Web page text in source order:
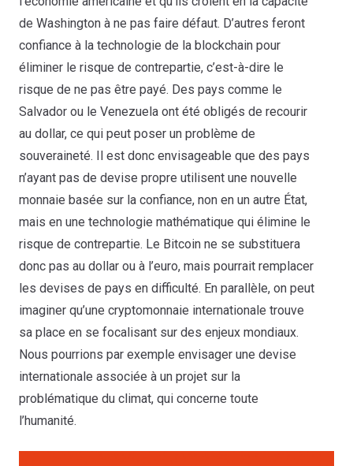
de Washington à ne pas faire défaut. D’autres feront
confiance à la technologie de la blockchain pour
éliminer le risque de contrepartie, c’est-à-dire le
risque de ne pas être payé. Des pays comme le
Salvador ou le Venezuela ont été obligés de recourir
au dollar, ce qui peut poser un problème de
souveraineté. Il est donc envisageable que des pays
n’ayant pas de devise propre utilisent une nouvelle
monnaie basée sur la confiance, non en un autre État,
mais en une technologie mathématique qui élimine le
risque de contrepartie. Le Bitcoin ne se substituera
donc pas au dollar ou à l’euro, mais pourrait remplacer
les devises de pays en difficulté. En parallèle, on peut
imaginer qu’une cryptomonnaie internationale trouve
sa place en se focalisant sur des enjeux mondiaux.
Nous pourrions par exemple envisager une devise
internationale associée à un projet sur la
problématique du climat, qui concerne toute
l’humanité.